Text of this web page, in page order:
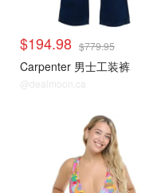
$194.98 $779.95
Carpenter 男士工装裤
@dealmoon.ca